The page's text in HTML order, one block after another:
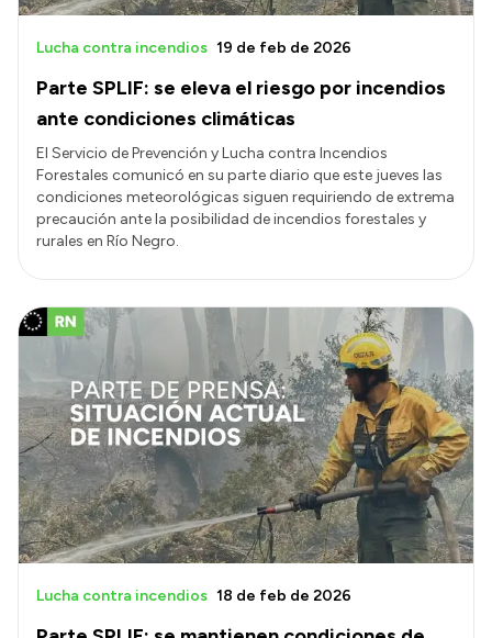
Parte SPLIF: se eleva el riesgo por incendios
ante condiciones climáticas
Lucha contra incendios 19 de feb de 2026
El Servicio de Prevención y Lucha contra Incendios
Forestales comunicó en su parte diario que este jueves las
condiciones meteorológicas siguen requiriendo de extrema
precaución ante la posibilidad de incendios forestales y
rurales en Río Negro.
Lucha contra incendios 18 de feb de 2026